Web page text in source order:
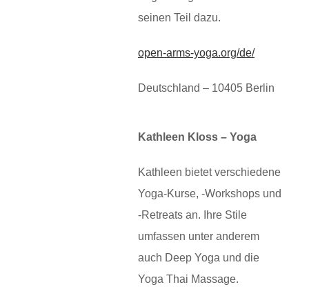
seinen Teil dazu.
open-arms-yoga.org/de/
Deutschland – 10405 Berlin
Kathleen Kloss – Yoga
Kathleen bietet verschiedene
Yoga-Kurse, -Workshops und
-Retreats an. Ihre Stile
umfassen unter anderem
auch Deep Yoga und die
Yoga Thai Massage.